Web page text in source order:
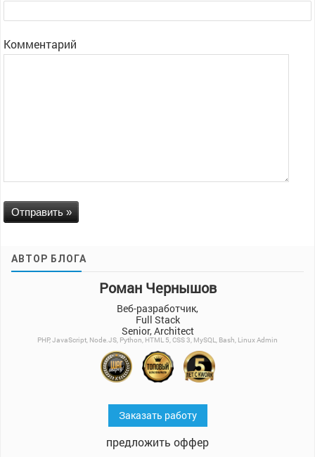
Комментарий
АВТОР БЛОГА
Роман Чернышов
Веб-разработчик,
Full Stack
Senior, Architect
PHP, JavaScript, Node.JS, Python, HTML 5, CSS 3, MySQL, Bash, Linux Admin
Заказать работу
предложить оффер